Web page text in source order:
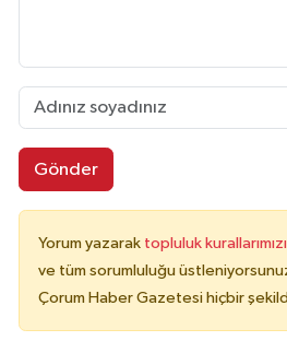
Gönder
Yorum yazarak topluluk kurallarımızı
ve tüm sorumluluğu
Çorum Haber Gazetesi hiçbir